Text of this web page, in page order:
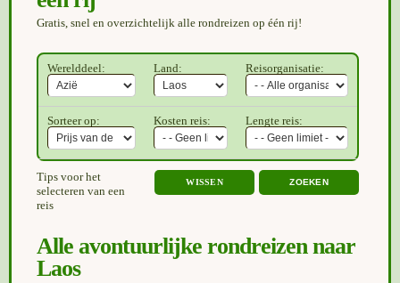
Gratis, snel en overzichtelijk alle rondreizen op één rij!
Werelddeel: Land: Reisorganisatie:
Sorteer op: Kosten reis: Lengte reis:
WISSEN
Tips voor het
selecteren van een
reis
Alle avontuurlijke rondreizen naar
Laos